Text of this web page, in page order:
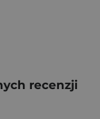
recenzji